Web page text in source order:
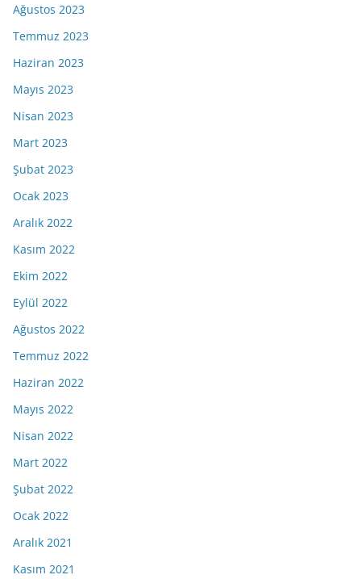
Ağustos 2023
Temmuz 2023
Haziran 2023
Mayıs 2023
Nisan 2023
Mart 2023
Şubat 2023
Ocak 2023
Aralık 2022
Kasım 2022
Ekim 2022
Eylül 2022
Ağustos 2022
Temmuz 2022
Haziran 2022
Mayıs 2022
Nisan 2022
Mart 2022
Şubat 2022
Ocak 2022
Aralık 2021
Kasım 2021